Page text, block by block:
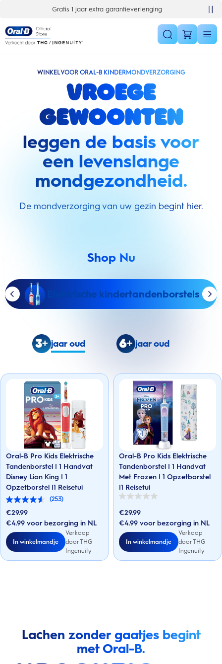
10% korting op je 1e bestelling
WINKEL VOOR ORAL-B KINDERMONDVERZORGING
Vroege
gewoonten
leggen de basis voor
een levenslange
mondgezondheid.
De mondverzorging van uw gezin begint hier.
Shop Nu
Elektrische kindertandenborstels
jaar oud jaar oud
Oral-B Pro Kids Elektrische
Tandenborstel | 1 Handvat
Disney Lion King | 1
Opzetborstel |1 Reisetui
(253)
4.5
van
5
sterren.
253
beoordelingen
€29.99
€4.99 voor bezorging in NL
In winkelmandje
Verkoop
door THG
Ingenuity
Oral-B Pro Kids Elektrische
Tandenborstel | 1 Handvat
Met Frozen | 1 Opzetborstel
|1 Reisetui
0.0
de
5
€29.99
€4.99 voor bezorging in NL
In winkelmandje
Verkoop
door THG
Ingenuity
Lachen zonder gaatjes begint
met Oral-B.